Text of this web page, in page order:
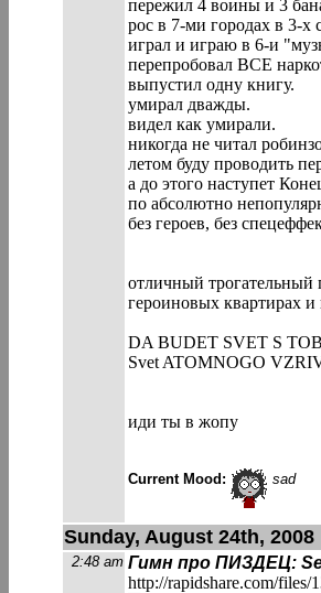
пережил 4 воины и 3
рос в 7-ми городах в 3-х
играл и играю в 6-и
перепробовал ВСЕ
выпустил одну книгу.
умирал дважды.
видел как умирали.
никогда не читал
летом буду
а до этого наступет
по абсолютно
без героев, без
отличный трогательный
героиновых квартирах
DA BUDET SVET S
Svet ATOMNOGO
иди ты в жопу
Current Mood: sad
Sunday, August 24th, 2008
2:48 am Гимн про ПИЗДЕЦ:
http://rapidshare.com/files/